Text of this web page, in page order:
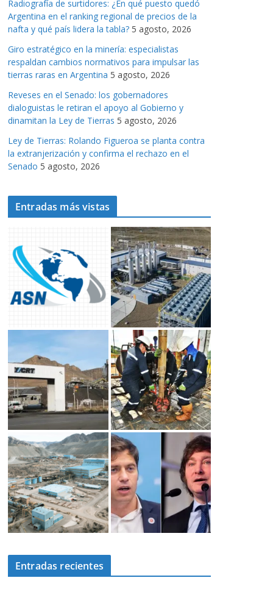
a
s
Radiografía de surtidores: ¿En qué puesto quedó
Argentina en el ranking regional de precios de la
nafta y qué país lidera la tabla? 5 agosto, 2026
Giro estratégico en la minería: especialistas
respaldan cambios normativos para impulsar las
tierras raras en Argentina 5 agosto, 2026
Reveses en el Senado: los gobernadores
dialoguistas le retiran el apoyo al Gobierno y
dinamitan la Ley de Tierras 5 agosto, 2026
Ley de Tierras: Rolando Figueroa se planta contra
la extranjerización y confirma el rechazo en el
Senado 5 agosto, 2026
Entradas más vistas
Entradas recientes